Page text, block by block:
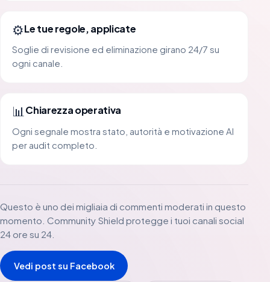
⚙️Le tue regole, applicate
Soglie di revisione ed eliminazione girano 24/7 su
ogni canale.
📊Chiarezza operativa
Ogni segnale mostra stato, autorità e motivazione AI
per audit completo.
Questo è uno dei migliaia di commenti moderati in questo
momento. Community Shield protegge i tuoi canali social
24 ore su 24.
Vedi post su Facebook